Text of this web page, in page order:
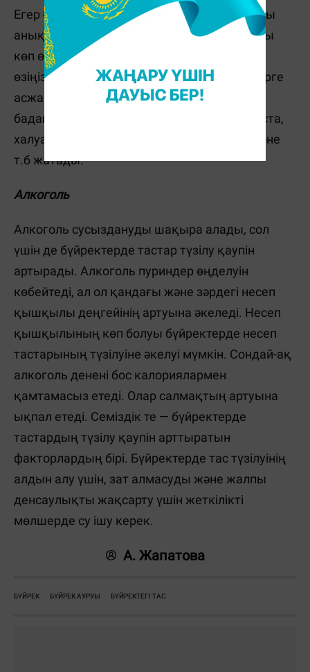
Егер бұрын сізде кальций оксалаты тастары
анықталған болса, құрамында оксалаттары
көп өнімдерді тұтынуды шектеу арқылы
өзіңізге көмектесе аласыз. Мұндай өнімдерге
асжапырақ, қызылша, жаңғақтар (әсіресе,
бадам мен кешью), жаңғақты өнімдер (паста,
халуа, кәмпиттер), бидай ұнының кебегі және
т.б жатады.
Алкоголь
Алкоголь сусыздануды шақыра алады, сол
үшін де бүйректерде тастар түзілу қаупін
артырады. Алкоголь пуриндер өңделуін
көбейтеді, ал ол қандағы және зәрдегі несеп
қышқылы деңгейінің артуына әкеледі. Несеп
қышқылының көп болуы бүйректерде несеп
тастарының түзілуіне әкелуі мүмкін. Сондай-ақ
алкоголь денені бос калориялармен
қамтамасыз етеді. Олар салмақтың артуына
ықпал етеді. Семіздік те — бүйректерде
тастардың түзілу қаупін арттыратын
факторлардың бірі. Бүйректерде тас түзілуінің
алдын алу үшін, зат алмасуды және жалпы
денсаулықты жақсарту үшін жеткілікті
мөлшерде су ішу керек.
А. Жапатова
БҮЙРЕК БҮЙРЕК АУРУЫ БҮЙРЕКТЕГІ ТАС